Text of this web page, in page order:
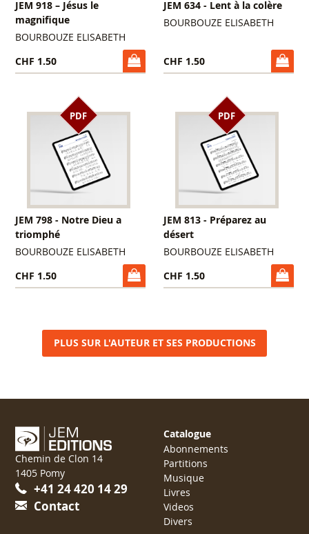
JEM 918 – Jésus le
magnifique
BOURBOUZE ELISABETH
CHF 1.50
JEM 634 - Lent à la colère
BOURBOUZE ELISABETH
CHF 1.50
PDF
JEM 798 - Notre Dieu a
triomphé
BOURBOUZE ELISABETH
CHF 1.50
PDF
JEM 813 - Préparez au
désert
BOURBOUZE ELISABETH
CHF 1.50
PLUS SUR L'AUTEUR ET SES PRODUCTIONS
Chemin de Clon 14
1405 Pomy
+41 24 420 14 29
Contact
Catalogue
Abonnements
Partitions
Musique
Livres
Videos
Divers